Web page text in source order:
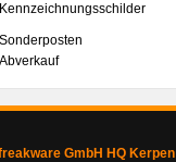
Kennzeichnungsschilder
Sonderposten
Abverkauf
GmbH HQ Kerpen